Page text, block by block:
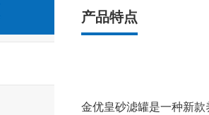
产品特点
金优皇砂滤罐是一种新